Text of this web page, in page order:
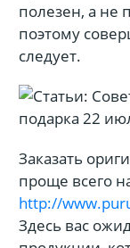
полезен, а не
поэтому
следует.
Заказать
проще всего
http://
Здесь вас